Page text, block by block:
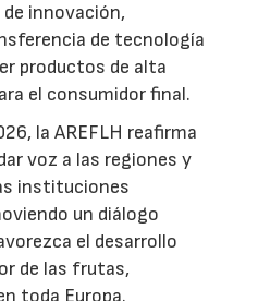
innovación,
de tecnología
productos de alta
el consumidor final.
la AREFLH reafirma
voz a las regiones y
instituciones
un diálogo
el desarrollo
de las frutas,